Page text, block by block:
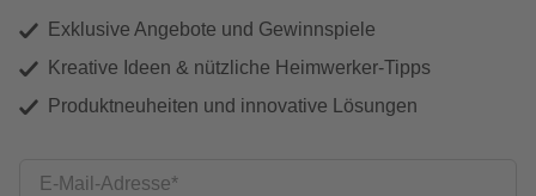
Exklusive Angebote und Gewinnspiele
Kreative Ideen & nützliche Heimwerker-Tipps
Produktneuheiten und innovative Lösungen
E-Mail-Adresse